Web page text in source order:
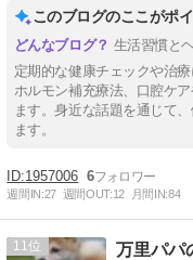
このブログのここがポ
生活習慣と
定期的な健康チェックや治
ホルモン補充療法、口腔ケ
ます。身近な話題を通じて
ます。
1957006 6
週間IN:27 週間OUT:12 月間IN:84
11 万里パパ